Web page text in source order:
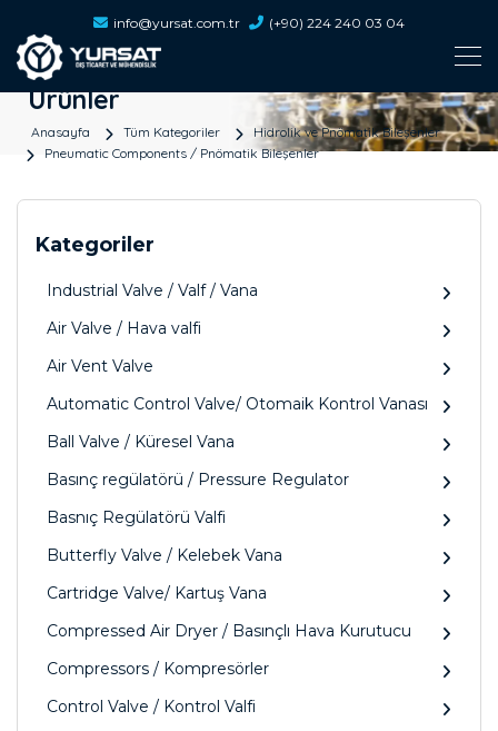
info@yursat.com.tr (+90) 224 240 03 04
Ürünler
Anasayfa Tüm Kategoriler
Hidrolik ve Pnömatik Bileşenler
Pneumatic Components / Pnömatik Bileşenler
Kategoriler
Industrial Valve / Valf / Vana
Air Valve / Hava valfi
Air Vent Valve
Automatic Control Valve/ Otomaik Kontrol Vanası
Ball Valve / Küresel Vana
Basınç regülatörü / Pressure Regulator
Basnıç Regülatörü Valfi
Butterfly Valve / Kelebek Vana
Cartridge Valve/ Kartuş Vana
Compressed Air Dryer / Basınçlı Hava Kurutucu
Compressors / Kompresörler
Control Valve / Kontrol Valfi